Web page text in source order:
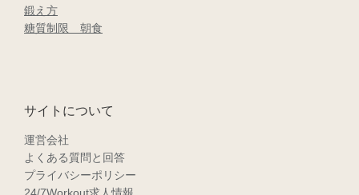
鍛え方
糖質制限 朝食
サイトについて
運営会社
よくある質問と回答
プライバシーポリシー